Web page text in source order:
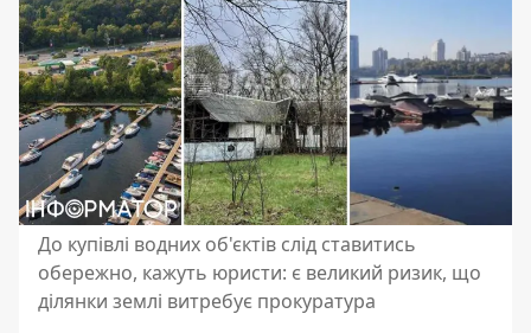
До купівлі водних об'єктів слід ставитись
обережно, кажуть юристи: є великий ризик, що
ділянки землі витребує прокуратура